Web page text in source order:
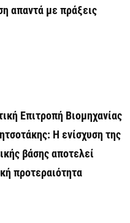
απαντά με πράξεις
Επιτροπή Βιομηχανίας
Η ενίσχυση της
βάσης αποτελεί
προτεραιότητα